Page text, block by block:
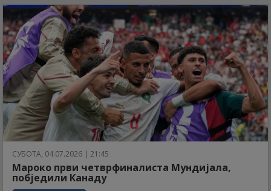
СУБОТА, 04.07.2026 | 21:45
Мароко први четврфиналиста Мундијала,
побједили Канаду